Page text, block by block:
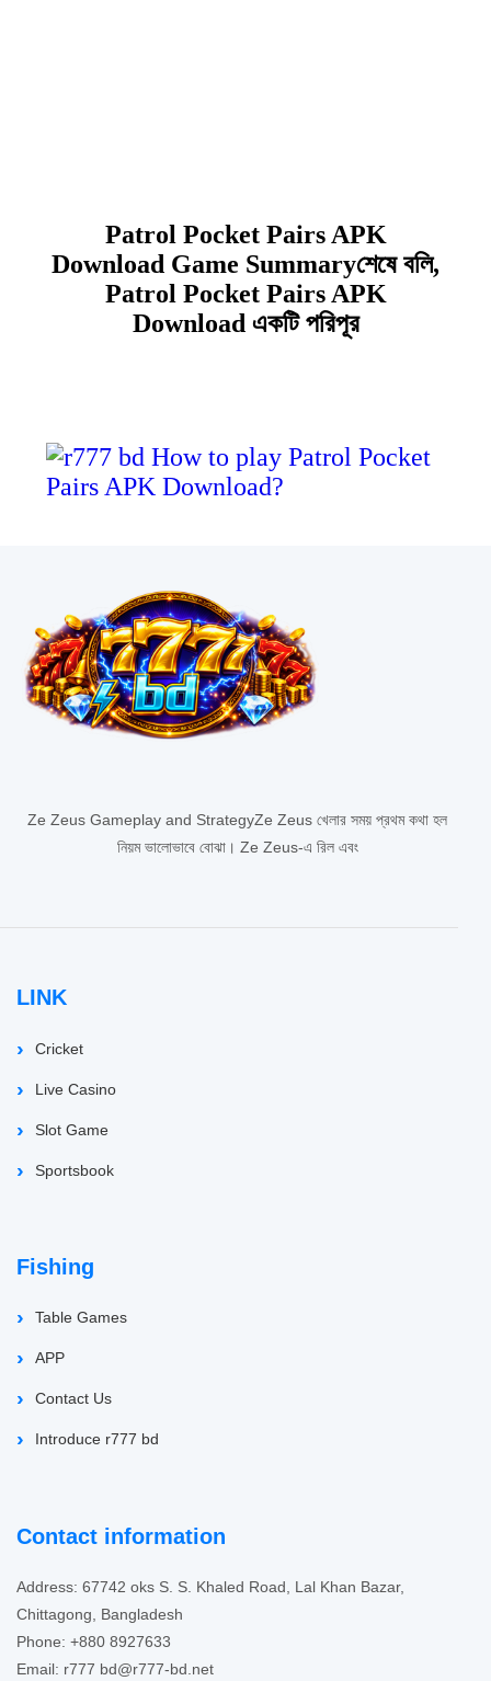
Patrol Pocket Pairs APK
Download Game Summaryশেষে বলি,
Patrol Pocket Pairs APK
Download একটি পরিপূর
Ze Zeus Gameplay and StrategyZe Zeus খেলার সময় প্রথম কথা হল
নিয়ম ভালোভাবে বোঝা। Ze Zeus-এ রিল এবং
LINK
Cricket
Live Casino
Slot Game
Sportsbook
Fishing
Table Games
APP
Contact Us
Introduce r777 bd
Contact information
Address: 67742 oks S. S. Khaled Road, Lal Khan Bazar,
Chittagong, Bangladesh
Phone: +880 8927633
Email: r777 bd@r777-bd.net